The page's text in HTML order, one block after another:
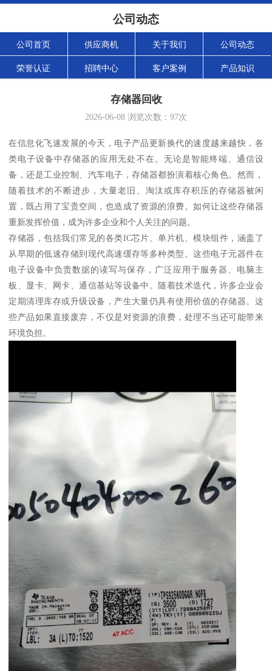
公司动态
公司首页 供应商机 关于我们 公司动态
荣誉认证 招聘中心 客户案例 产品知识
存储器回收
2026-06-08 浏览次数： 97次
在信息化飞速发展的今天，电子产品更新换代的速度越来越快，各
类电子设备中存储器的应用无处不在。无论是智能终端、通信设
备，还是工业控制、汽车电子，存储器都扮演着核心角色。然而，
随着技术的不断进步，大量老旧、淘汰或库存积压的存储器被闲
置，既占用了宝贵空间，也造成了资源的浪费。如何让这些存储器
重新发挥价值，成为许多企业和个人关注的问题。
存储器，包括我们常见的各类IC芯片、单片机、模块组件，涵盖了
从早期的低速存储到现代高速缓存等多种类型。这些电子元器件在
电子设备中负责数据的读写与保存，广泛应用于服务器、电脑主
板、显卡、网卡、通信基站等设备中。随着技术迭代，许多企业会
定期清理库存或升级设备，产生大量仍具有使用价值的存储器。这
些产品如果直接废弃，不仅是对资源的浪费，处理不当还可能带来
环境负担。